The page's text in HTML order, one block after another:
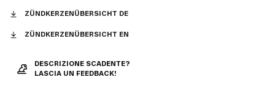
ZÜNDKERZENÜBERSICHT DE
ZÜNDKERZENÜBERSICHT EN
DESCRIZIONE SCADENTE?
LASCIA UN FEEDBACK!